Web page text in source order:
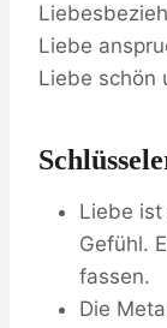
Liebe
Liebe schön
Liebe
Gefühl.
fassen.
Die